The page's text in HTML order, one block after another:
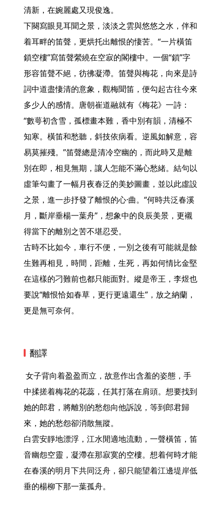
清新，在婉麗處又現俊逸。
下闋寫眼見耳聞之景，淡淡之雲與悠悠之水，伴和
着耳畔的笛聲，更烘托出離恨的悽苦。“一片橫笛
鎖空樓”寫笛聲縈繞在空寂的閣樓中。一個“鎖”字
形容笛聲不絕，彷彿凝滯。笛聲與梅花，向來是詩
詞中道盡悽清的意象，觀梅聞笛，便勾起古往今來
多少人的感情。唐朝崔道融就有《梅花》一詩：
“數萼初含雪，孤標畫本難，香中別有韻，清極不
知寒。橫笛和愁聽，斜技依病看。逆風如解意，容
易莫摧殘。”笛聲總是清冷空幽的，而此時又是離
別在即，相見無期，讓人怎能不滿心愁緒。結句以
虛筆勾畫了一幅月夜春泛的美妙圖畫，並以此虛設
之景，進一步抒發了離恨的心·曲。“何時共泛春溪
月，斷岸垂楊一葉舟”，想象中的良辰美景，更襯
得當下的離別之苦不堪忍受。
古時不比如今，車行不便，一別之後有可能就是餘
生難再相見，時間，距離，生死，再如何情比金堅
在這樣的刁難前也都只能面對。縱是帝王，李煜也
要說“離恨恰如春草，更行更遠還生”，放之納蘭，
更是無可奈何。
翻譯
中揉搓着梅花的花蕊，任其打落在肩頭。想要找到
她的郎君，將離別的愁怨向他訴說，等到郎君歸
來，她的愁怨卻消散無蹤。
白雲安靜地漂浮，江水閒適地流動，一聲橫笛，笛
音幽怨空靈，凝滯在那寂寞的空樓。想着何時才能
在春溪的明月下共同泛舟，卻只能望着江邊堤岸低
垂的楊柳下那一葉孤舟。